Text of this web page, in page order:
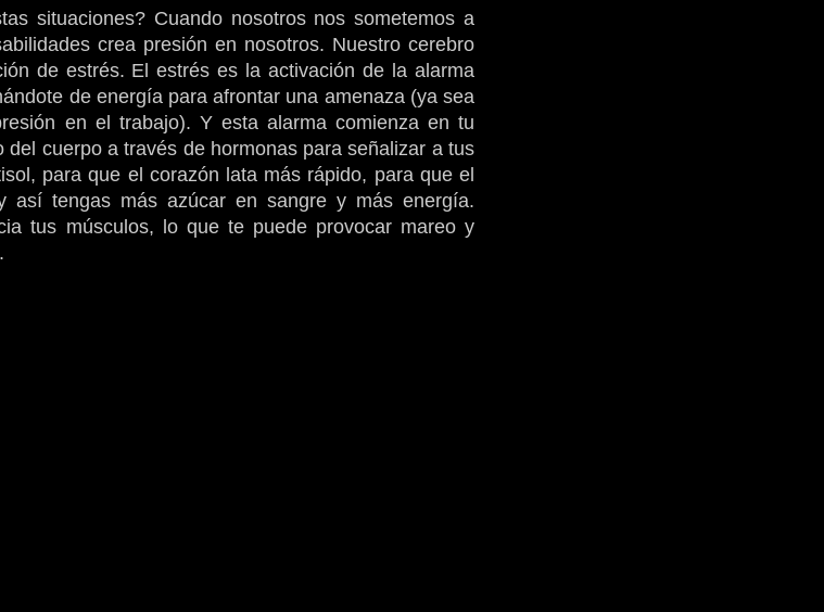
situaciones? Cuando nosotros nos sometemos a
crea presión en nosotros. Nuestro cerebro
de estrés. El estrés es la activación de la alarma
de energía para afrontar una amenaza (ya sea
en el trabajo). Y esta alarma comienza en tu
cuerpo a través de hormonas para señalizar a tus
para que el corazón lata más rápido, para que el
así tengas más azúcar en sangre y más energía.
tus músculos, lo que te puede provocar mareo y